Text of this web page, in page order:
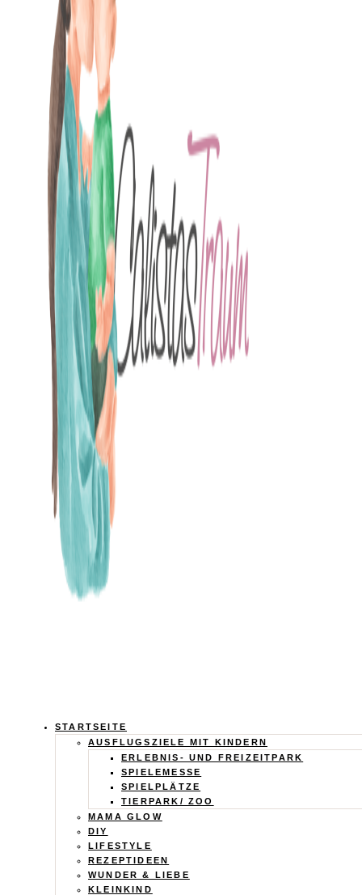
Calistas
Traum
STARTSEITE
AUSFLUGSZIELE MIT KINDERN
ERLEBNIS- UND FREIZEITPARK
SPIELEMESSE
SPIELPLÄTZE
TIERPARK/ ZOO
MAMA GLOW
DIY
LIFESTYLE
REZEPTIDEEN
WUNDER & LIEBE
KLEINKIND